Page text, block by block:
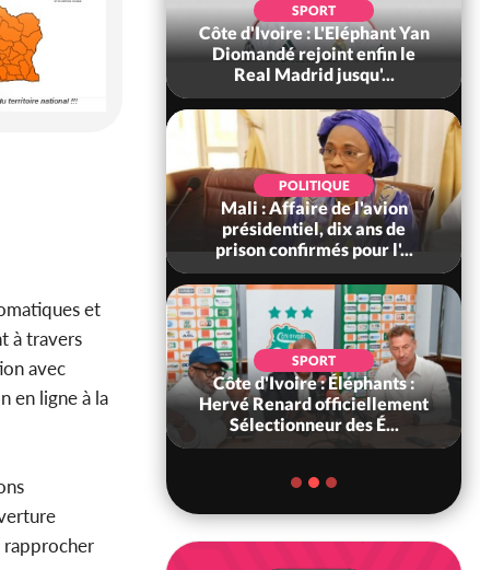
et
à travers
avec
en ligne à la
rapprocher
: Fin du rachat
de cacao,
CI co...
: « On ne veut
nous », crient
SPORT
Côte d'Ivoire : L'Eléphant Yan
Diomandé rejoint enfin le
Real Madrid jusqu'...
POLITIQUE
Mali : Affaire de l'avion
présidentiel, dix ans de
prison confirmés pour l'...
SPORT
Côte d'Ivoire : Éléphants :
Hervé Renard officiellement
Sélectionneur des É...